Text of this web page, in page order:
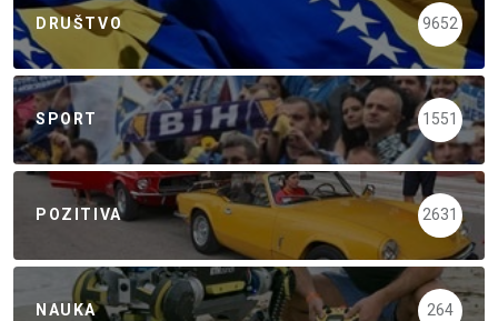
DRUŠTVO 9652
SPORT 1551
POZITIVA 2631
NAUKA 264